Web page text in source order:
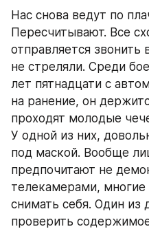
Нас снова ведут по
Пересчитывают. Все
отправляется звонить
не стреляли. Среди
лет пятнадцати с
на ранение, он
проходят молодые
У одной из них,
под маской. Вообще
предпочитают не
телекамерами,
снимать себя. Один из
проверить